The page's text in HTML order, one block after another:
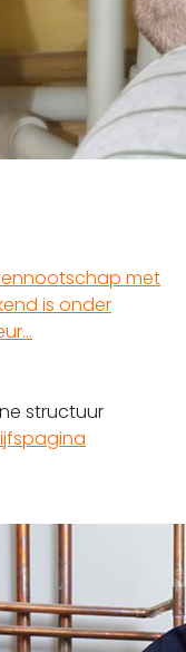
met
is onder
structuur